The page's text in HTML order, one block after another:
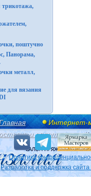
трикотажа,
поштучно
Панорама,
металл,
для вязания
Интернет-
и оплата
Политика
Разработка и поддержка сайта